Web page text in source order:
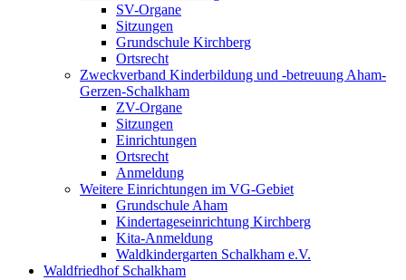
SV-Organe
Sitzungen
Grundschule Kirchberg
Ortsrecht
Zweckverband Kinderbildung und -betreuung Aham-
Gerzen-Schalkham
ZV-Organe
Sitzungen
Einrichtungen
Ortsrecht
Anmeldung
Weitere Einrichtungen im VG-Gebiet
Grundschule Aham
Kindertageseinrichtung Kirchberg
Kita-Anmeldung
Waldkindergarten Schalkham e.V.
Waldfriedhof Schalkham